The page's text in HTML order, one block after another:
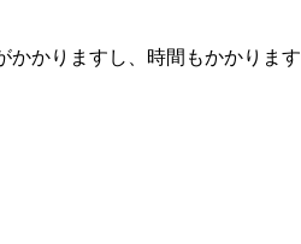
かりますし、時間もかかります